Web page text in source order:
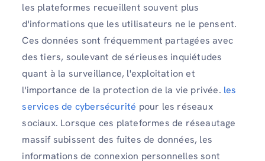
les plateformes recueillent souvent plus
d'informations que les utilisateurs ne le pensent.
Ces données sont fréquemment partagées avec
des tiers, soulevant de sérieuses inquiétudes
quant à la surveillance, l'exploitation et
l'importance de la protection de la vie privée. les
services de cybersécurité pour les réseaux
sociaux. Lorsque ces plateformes de réseautage
massif subissent des fuites de données, les
informations de connexion personnelles sont